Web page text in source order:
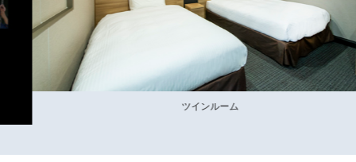
ツインルーム